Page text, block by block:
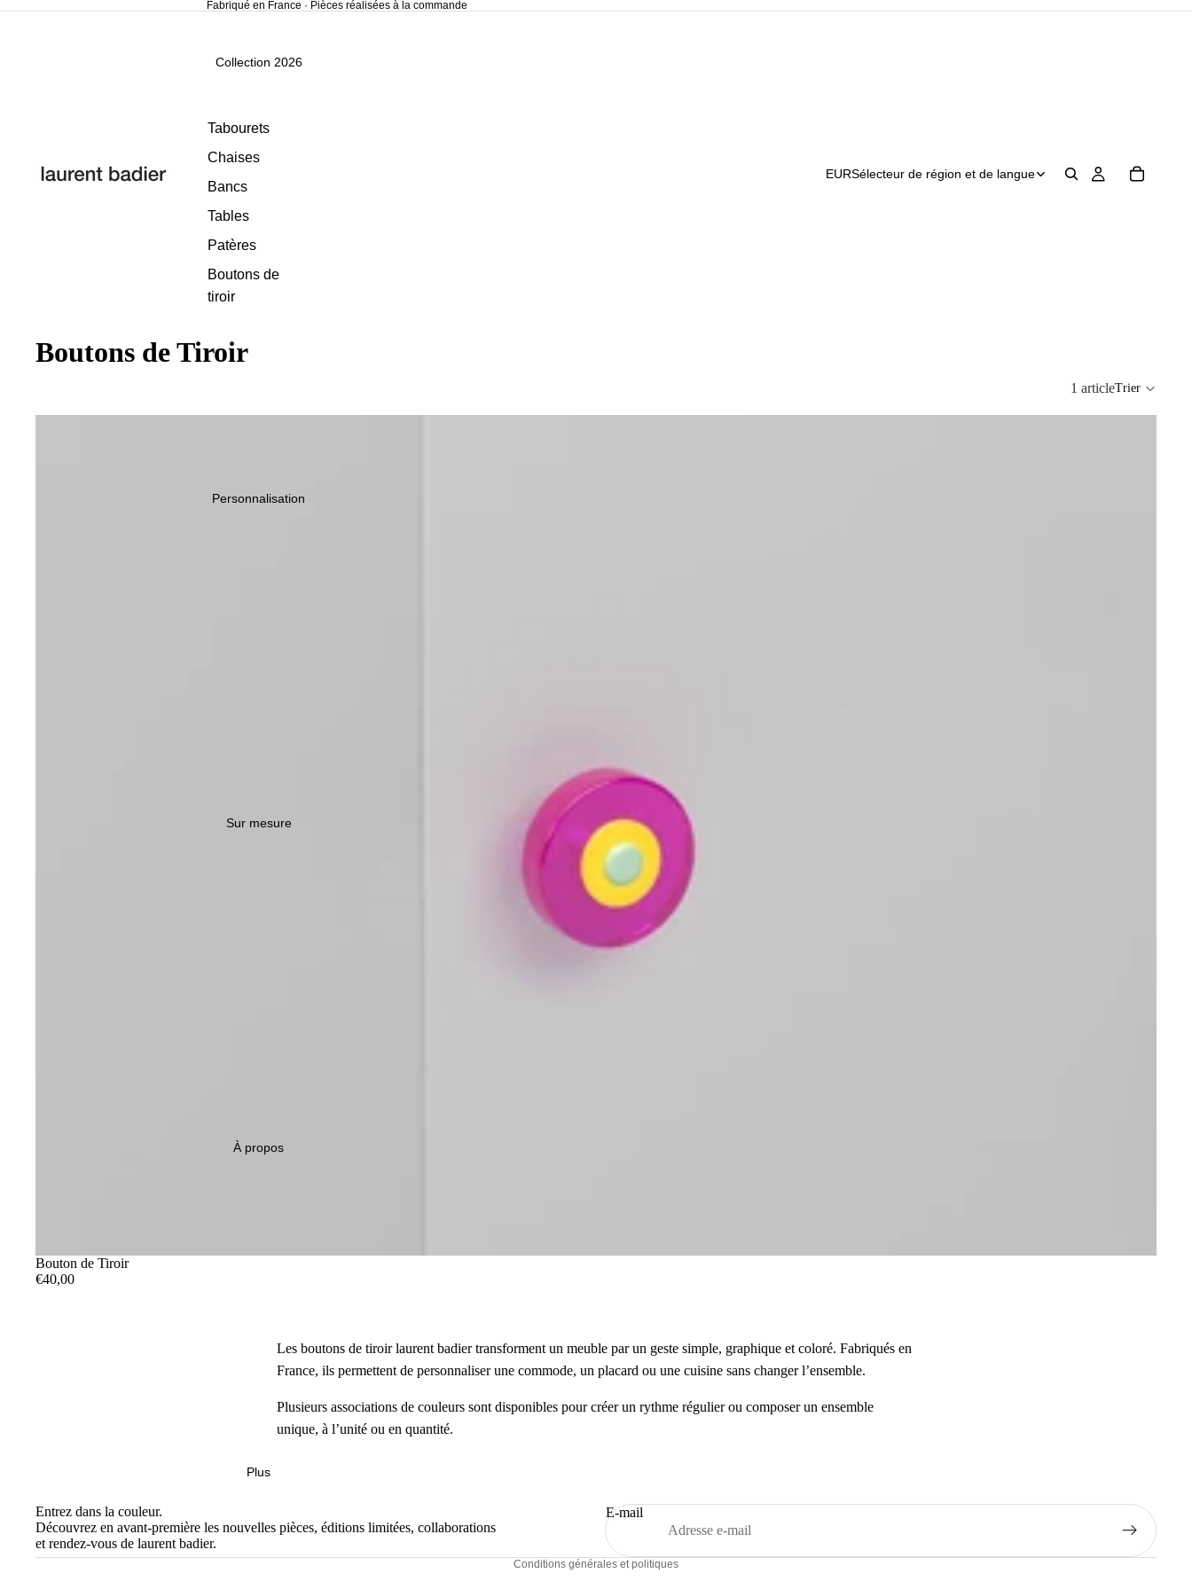
Fabriqué en France · Pièces réalisées à la commande
Collection 2026
Tabourets
Chaises
Bancs
Tables
Patères
Boutons de
tiroir
Personnalisation
Sur mesure
À propos
Plus
EURSélecteur de région et de langue
Boutons de Tiroir
1 articleTrier
Bouton de Tiroir
€40,00
Les boutons de tiroir laurent badier transforment un meuble par un geste simple, graphique et coloré. Fabriqués en
France, ils permettent de personnaliser une commode, un placard ou une cuisine sans changer l’ensemble.
Plusieurs associations de couleurs sont disponibles pour créer un rythme régulier ou composer un ensemble
unique, à l’unité ou en quantité.
Entrez dans la couleur.
Découvrez en avant-première les nouvelles pièces, éditions limitées, collaborations
et rendez-vous de laurent badier.
E-mail
Conditions générales et politiques